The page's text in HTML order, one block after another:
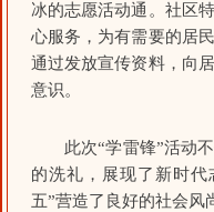
冰的志愿活动通。社区
心服务，为有需要的居
通过发放宣传资料，向
意识。
此次“学雷锋”活动
的洗礼，展现了新时
五”营造了良好的社会风